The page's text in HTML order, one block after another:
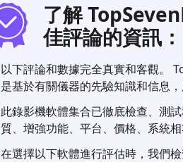
了解
佳評論的資訊：
以下評論和數據完全真實和客觀。
是基於有關儀器的先驗知識和信息
此錄影機軟體集合已徹底檢查、測
質、增強功能、平台、價格、系統相
在選擇以下軟體進行評估時，我們